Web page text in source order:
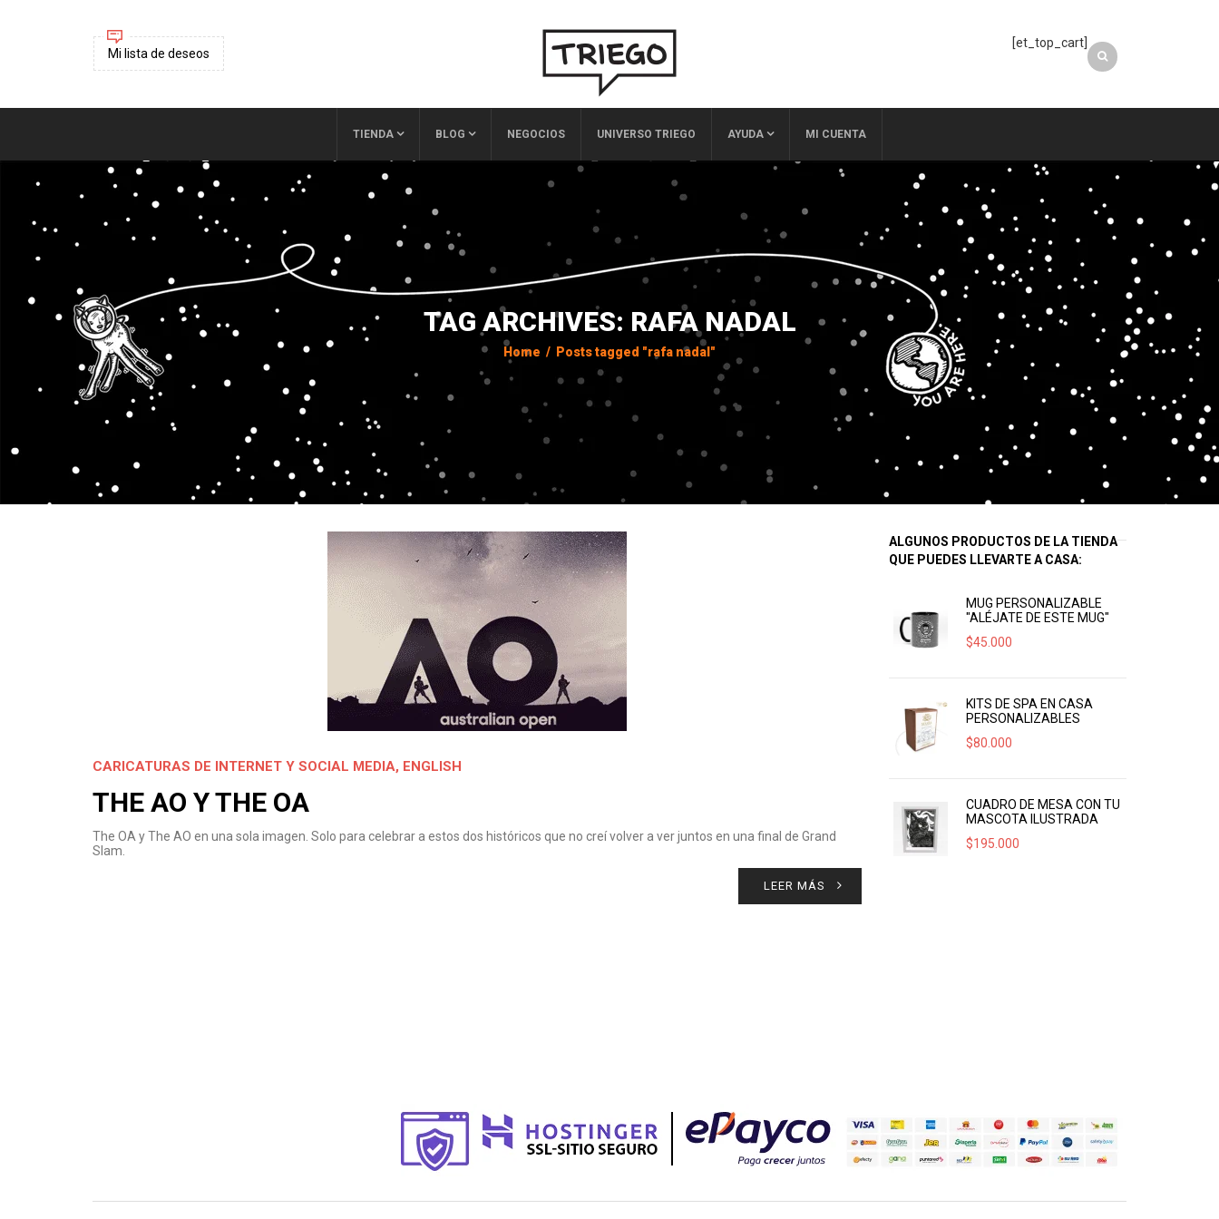
Mi lista de deseos
[et_top_cart]
TIENDA BLOG NEGOCIOS UNIVERSO TRIEGO AYUDA MI CUENTA
TAG ARCHIVES: RAFA NADAL
Home / Posts tagged "rafa nadal"
CARICATURAS DE INTERNET Y SOCIAL MEDIA, ENGLISH
THE AO Y THE OA
The OA y The AO en una sola imagen. Solo para celebrar a estos dos históricos que no creí volver a ver juntos en una final de Grand
Slam.
LEER MÁS
ALGUNOS PRODUCTOS DE LA TIENDA
QUE PUEDES LLEVARTE A CASA:
MUG PERSONALIZABLE
"ALÉJATE DE ESTE MUG"
$45.000
KITS DE SPA EN CASA
PERSONALIZABLES
$80.000
CUADRO DE MESA CON TU
MASCOTA ILUSTRADA
$195.000